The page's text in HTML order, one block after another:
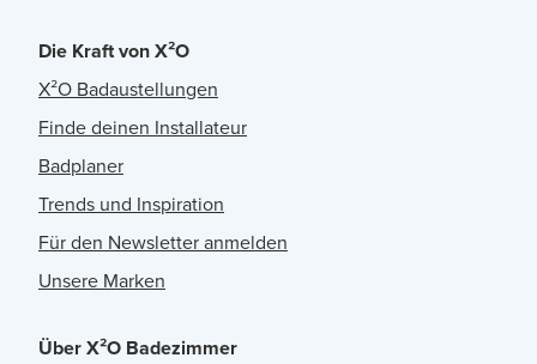
Die Kraft von X²O
X²O Badaustellungen
Finde deinen Installateur
Badplaner
Trends und Inspiration
Für den Newsletter anmelden
Unsere Marken
Über X²O Badezimmer